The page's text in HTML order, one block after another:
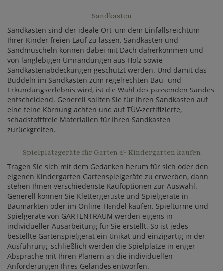
Sandkasten
Sandkästen sind der ideale Ort, um dem Einfallsreichtum
Ihrer Kinder freien Lauf zu lassen. Sandkästen und
Sandmuscheln können dabei mit Dach daherkommen und
von langlebigen Umrandungen aus Holz sowie
Sandkastenabdeckungen geschützt werden. Und damit das
Buddeln im Sandkasten zum regelrechten Bau- und
Erkundungserlebnis wird, ist die Wahl des passenden Sandes
entscheidend. Generell sollten Sie für Ihren Sandkasten auf
eine feine Körnung achten und auf TÜV-zertifizierte,
schadstofffreie Materialien für Ihren Sandkasten
zurückgreifen.
Spielplatzgeräte für Garten & Kindergarten kaufen
Tragen Sie sich mit dem Gedanken herum für sich oder den
eigenen Kindergarten Gartenspielgeräte zu erwerben, dann
stehen Ihnen verschiedenste Kaufoptionen zur Auswahl.
Generell können Sie Klettergerüste und Spielgeräte in
Baumärkten oder im Online-Handel kaufen. Spieltürme und
Spielgeräte von GARTENTRAUM werden eigens in
individueller Ausarbeitung für Sie erstellt. So ist jedes
bestellte Gartenspielgerät ein Unikat und einzigartig in der
Ausführung, schließlich werden die Spielplätze in enger
Absprache mit Ihren Planern an die individuellen
Anforderungen Ihres Geländes entworfen.